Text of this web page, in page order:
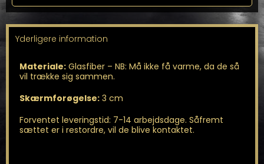
Yderligere information
Materiale:Glasfiber – NB: Må ikke få varme, da de så
vil trække sig sammen.
Skærmforøgelse:3 cm
Forventet leveringstid: 7-14 arbejdsdage. Såfremt
sættet er i restordre, vil de blive kontaktet.